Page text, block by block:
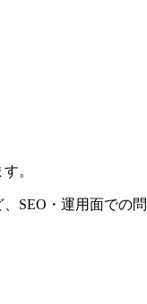
。
SEO・運用面での